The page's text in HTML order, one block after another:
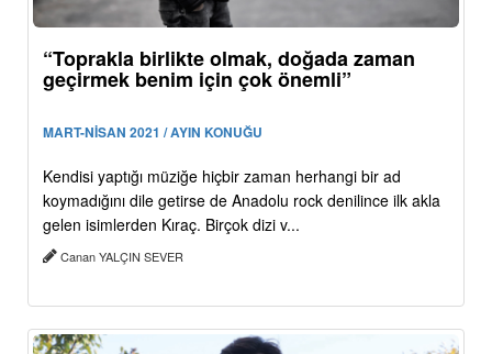
“Toprakla birlikte olmak, doğada zaman
geçirmek benim için çok önemli”
MART-NİSAN 2021 / AYIN KONUĞU
Kendisi yaptığı müziğe hiçbir zaman herhangi bir ad
koymadığını dile getirse de Anadolu rock denilince ilk akla
gelen isimlerden Kıraç. Birçok dizi v...
Canan YALÇIN SEVER